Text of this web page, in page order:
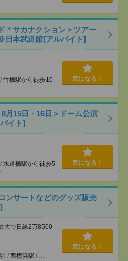
＊サカナクション＞ツアー
日本武道館[アルバイト]
/ 竹橋駅から徒歩10
気になる！
月15日・16日＞ドーム公演
イト]
/ 水道橋駅から徒歩5
気になる！
ンサートなどのグッズ販売
大で日給2万8500
/ 西横浜駅 / …
気になる！